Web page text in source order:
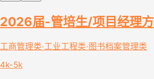
2026届-管培生/项目经理
工商管理类·工业工程类·图书档案管理类
4k-5k